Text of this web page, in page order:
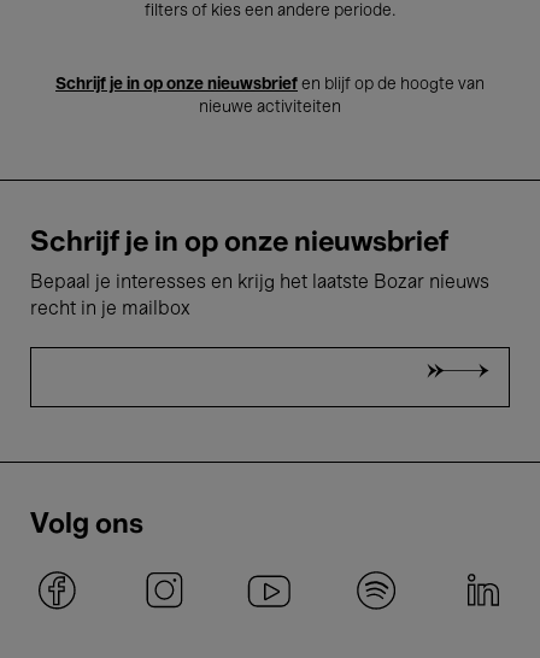
filters of kies een andere periode.
Schrijf je in op onze nieuwsbrief en blijf op de hoogte van
nieuwe activiteiten
Schrijf je in op onze nieuwsbrief
Bepaal je interesses en krijg het laatste Bozar nieuws
recht in je mailbox
Volg ons